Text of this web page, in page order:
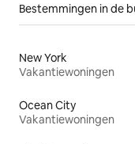
Bestemmingen in de
New York
Vakantiewoningen
Ocean City
Vakantiewoningen